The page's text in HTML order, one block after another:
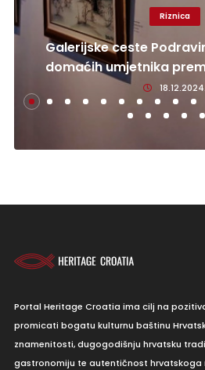
Riznica
Galerijske ceste
domaćih umjetnika
18.12.2024.
Portal Heritage Croatia ima cilj na
promicati bogatu kulturnu baštinu
znamenitosti, dugogodišnju hrvatsku
gastronomiju te autentičnost hrvatskoga